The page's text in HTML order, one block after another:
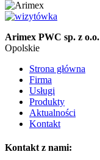
Arimex PWC sp. z o.o.
Opolskie
Strona główna
Firma
Usługi
Produkty
Aktualności
Kontakt
Kontakt z nami: